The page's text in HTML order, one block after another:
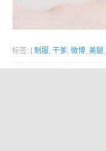
标签: [ 制服, 干爹, 微博, 美腿,